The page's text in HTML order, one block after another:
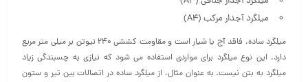
میلگرد آجدار مرکب (A4)
میلگرد ساده، فاقد آج یا شیار است و مقاومت کششی 240 نیوتن بر میلی‌ متر مربع
دارد. این نوع میلگرد برای مواردی استفاده می‌ شود که نیازی به چسبندگی زیاد
میلگرد به بتن نیست. به عنوان مثال، از میلگرد ساده در اتصالات بین تیر و ستون